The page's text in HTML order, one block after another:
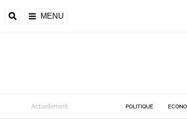
MENU
Actuellement POLITIQUE